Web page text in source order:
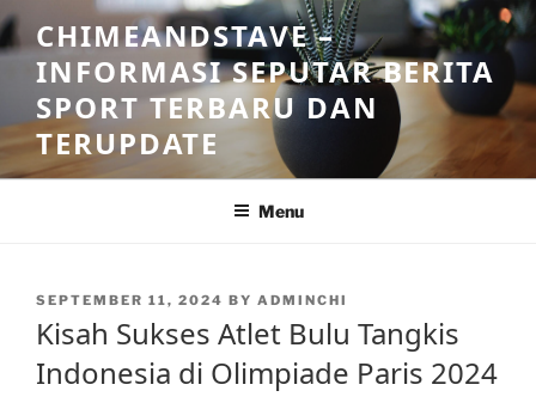
Skip
to
content
CHIMEANDSTAVE –
INFORMASI SEPUTAR BERITA
SPORT TERBARU DAN
TERUPDATE
Menu
POSTED
ON
SEPTEMBER 11, 2024 BY ADMINCHI
Kisah Sukses Atlet Bulu Tangkis
Indonesia di Olimpiade Paris 2024